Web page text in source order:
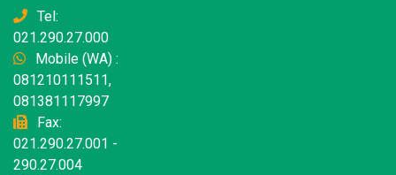
Tel:
021.290.27.000
Mobile (WA) :
081210111511,
081381117997
Fax:
021.290.27.001 -
290.27.004